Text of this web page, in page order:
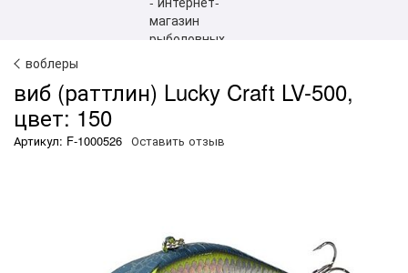
воблеры
виб (раттлин) Lucky Craft LV-500,
цвет: 150
Артикул: F-1000526 Оставить отзыв